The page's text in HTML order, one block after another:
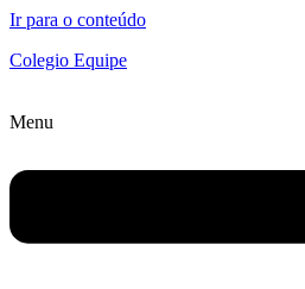
Ir para o conteúdo
Colegio Equipe
Menu